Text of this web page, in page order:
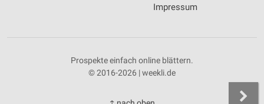
Impressum
Prospekte einfach online blättern.
© 2016-2026 | weekli.de